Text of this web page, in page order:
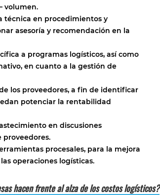
volumen.
técnica en procedimientos y
asesoría y recomendación en la
a programas logísticos, así como
en cuanto a la gestión de
los proveedores, a fin de identificar
potenciar la rentabilidad
en discusiones
proveedores.
procesales, para la mejora
operaciones logísticas.
hacen frente al alza de los costos logísticos?